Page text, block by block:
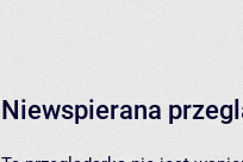
Niewspierana